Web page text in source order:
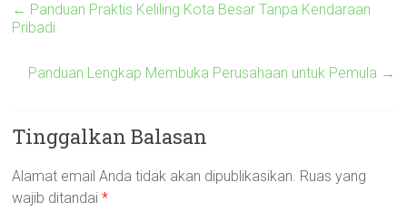
← Panduan Praktis Keliling Kota Besar Tanpa Kendaraan
Pribadi
Panduan Lengkap Membuka Perusahaan untuk Pemula →
Tinggalkan Balasan
Alamat email Anda tidak akan dipublikasikan. Ruas yang
wajib ditandai*